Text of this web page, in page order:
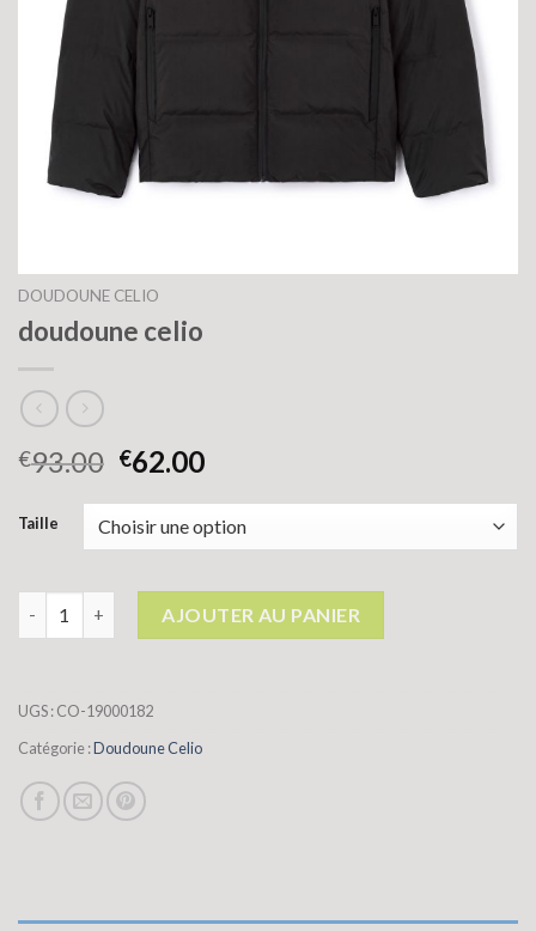
DOUDOUNE CELIO
doudoune celio
€93.00 €62.00
Taille
AJOUTER AU PANIER
UGS :CO-19000182
Catégorie :Doudoune Celio